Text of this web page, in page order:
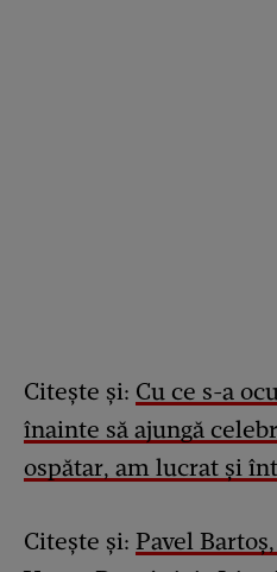
Citește și: Cu ce s-a
înainte să ajungă
ospătar, am lucrat și
Citește și: Pavel